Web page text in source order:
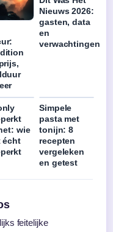
Nieuws 2026:
gasten, data
en
verwachtingen
wie
écht
Simpele
pasta met
tonijn: 8
recepten
vergeleken
en getest
feitelijke